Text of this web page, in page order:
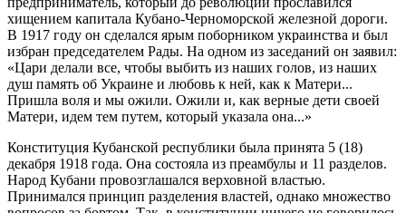
хищением капитала Кубано-Черноморской железной дороги.
В 1917 году он сделался ярым поборником украинства и был
избран председателем Рады. На одном из заседаний он заявил:
«Цари делали все, чтобы выбить из наших голов, из наших
душ память об Украине и любовь к ней, как к Матери...
Пришла воля и мы ожили. Ожили и, как верные дети своей
Матери, идем тем путем, который указала она...»
Конституция Кубанской республики была принята 5 (18)
декабря 1918 года. Она состояла из преамбулы и 11 разделов.
Народ Кубани провозглашался верховной властью.
Принимался принцип разделения властей, однако множество